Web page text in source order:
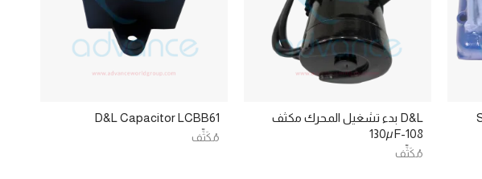
D&L بدء تشغيل المحرك مكثف
108-130µF
مُكَثِّف
D&L Capacitor LCBB61
مُكَثِّف